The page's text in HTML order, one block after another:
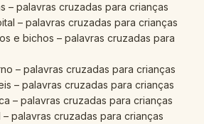
– palavras cruzadas para crianças
– palavras cruzadas para crianças
e bichos – palavras cruzadas para
– palavras cruzadas para crianças
– palavras cruzadas para crianças
– palavras cruzadas para crianças
palavras cruzadas para crianças